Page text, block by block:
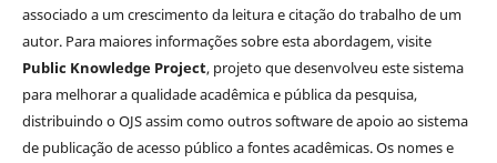
associado a um crescimento da leitura e citação do trabalho de um
autor. Para maiores informações sobre esta abordagem, visite
Public Knowledge Project, projeto que desenvolveu este sistema
para melhorar a qualidade acadêmica e pública da pesquisa,
distribuindo o OJS assim como outros software de apoio ao sistema
de publicação de acesso público a fontes acadêmicas. Os nomes e